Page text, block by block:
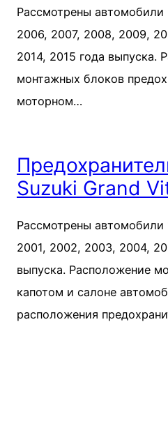
Рассмотрены
2006, 2007, 2008, 2009,
2014, 2015 года выпуска.
монтажных блоков
моторном…
Suzuki Grand
Рассмотрены автомобили
2001, 2002, 2003, 2004,
выпуска. Расположение
капотом и салоне
расположения